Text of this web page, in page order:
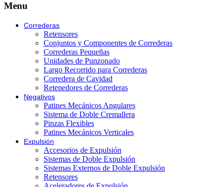
Menu
Correderas
Retensores
Conjuntos y Componentes de Correderas
Correderas Pequeñas
Unidades de Punzonado
Largo Recorrido para Correderas
Corredera de Cavidad
Retenedores de Correderas
Negativos
Patines Mecánicos Angulares
Sistema de Doble Cremallera
Pinzas Flexibles
Patines Mecánicos Verticales
Expulsión
Accesorios de Expulsión
Sistemas de Doble Expulsión
Sistemas Externos de Doble Expulsión
Retensores